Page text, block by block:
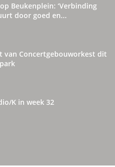
Beukenplein: ‘Verbinding
door goed en...
van Concertgebouworkest dit
K in week 32